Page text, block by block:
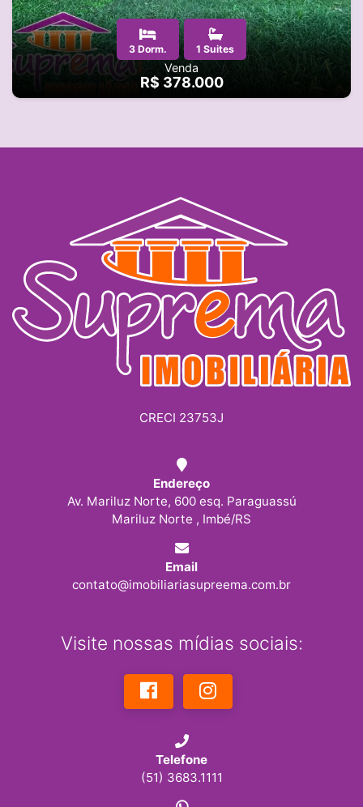
3 Dorm. 1 Suites
Venda
R$ 378.000
CRECI 23753J
Endereço
Av. Mariluz Norte, 600 esq. Paraguassú
Mariluz Norte , Imbé/RS
Email
contato@imobiliariasupreema.com.br
Visite nossas mídias sociais:
Telefone
(51) 3683.1111